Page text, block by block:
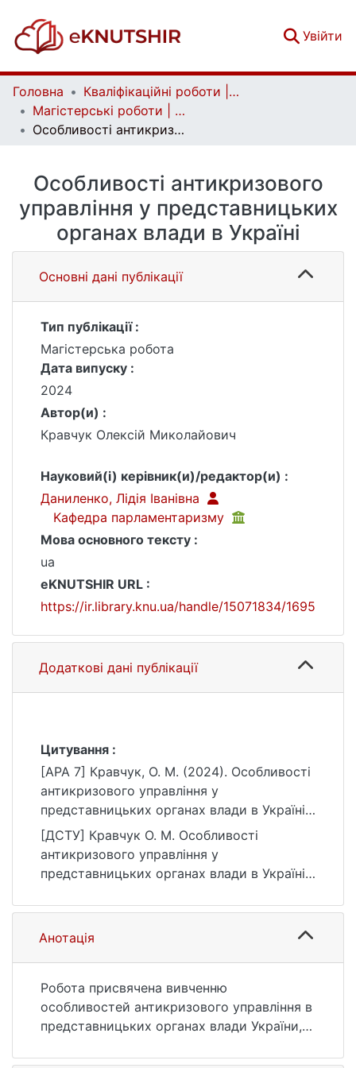
Увійти
Головна
Кваліфікаційні роботи | Qualifying works
Магістерські роботи | Master's theses
Особливості антикризового управління у представницьких органах влади в Україні
Особливості антикризового
управління у представницьких
органах влади в Україні
Основні дані публікації
Тип публікації :
Магістерська робота
Дата випуску :
2024
Автор(и) :
Кравчук Олексій Миколайович
Науковий(і) керівник(и)/редактор(и) :
Даниленко, Лідія Іванівна
Kафедра парламентаризму
Мова основного тексту :
ua
eKNUTSHIR URL :
https://ir.library.knu.ua/handle/15071834/1695
Додаткові дані публікації
Цитування :
[APA 7] Кравчук, О. М. (2024). Особливості
антикризового управління у
представницьких органах влади в Україні
[Магістерська робота, Київський
національний університет імені Тараса
Шевченка]. eKNUTSHIR.
https://ir.library.knu.ua/handle/15071834/1695
[ДСТУ] Кравчук О. М. Особливості
антикризового управління у
представницьких органах влади в Україні :
Публічне управління та адміністрування /
наук. кер. Л. І. Даниленко. Київ, 2024. 79 с.
(дата звернення: 25.07.2026).
Анотація
Робота присвячена вивченню
особливостей антикризового управління в
представницьких органах влади України,
практичні аспекти.